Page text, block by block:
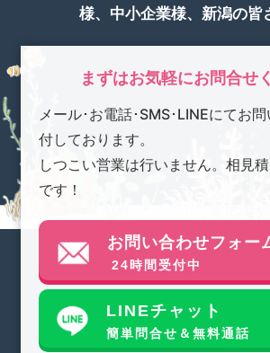
様、中小企業様、新潟の皆
まずはお気軽にお問合せ
メール･お電話･SMS･LINEにてお
付しております。
しつこい営業は行いません。相見
です！
お問い合わせフォー
24時間受付中
LINEチャット
簡単問合せ＆無料通話